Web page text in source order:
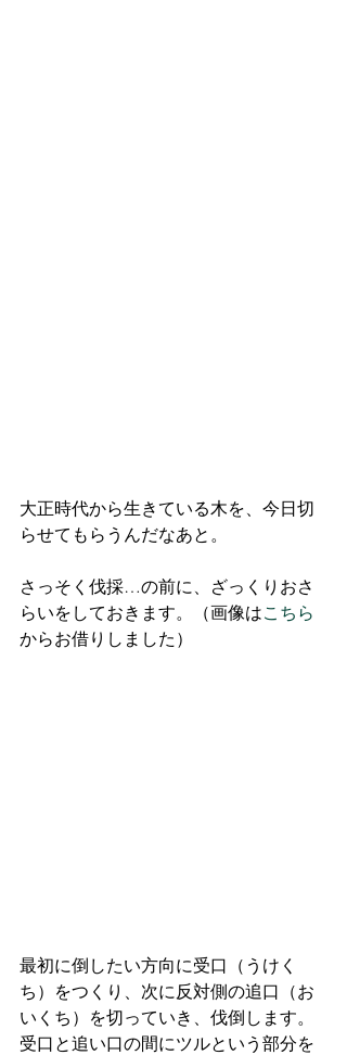
大正時代から生きている木を、今日切
らせてもらうんだなあと。
さっそく伐採…の前に、ざっくりおさ
らいをしておきます。（画像はこちら
からお借りしました）
最初に倒したい方向に受口（うけく
ち）をつくり、次に反対側の追口（お
いくち）を切っていき、伐倒します。
受口と追い口の間にツルという部分を